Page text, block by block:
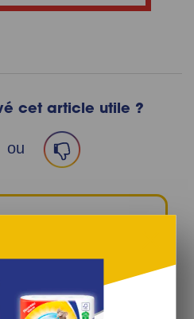
cet article utile ?
ou